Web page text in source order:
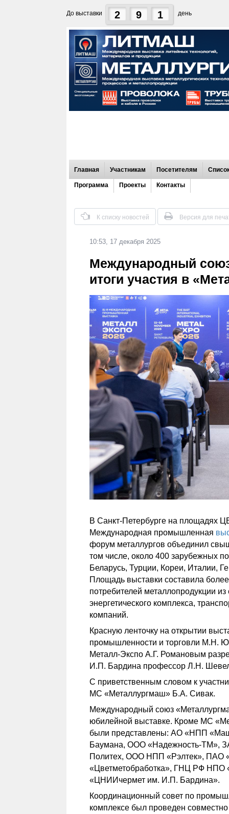
До выставки 2 9 1 день
Главная Участникам Посетителям
Программа Проекты Контакты
К списку новостей Версия для
10:53, 17 декабря 2025
Международный
итоги участия в
В Санкт-Петербурге на площадях
Международная промышленная
форум металлургов объединил
том числе, около 400 зарубежных
Беларусь, Турции, Кореи, Италии,
Площадь выставки составила
потребителей металлопродукции
энергетического комплекса,
компаний.
Красную ленточку на открытии
промышленности и торговли М.Н.
Металл-Экспо А.Г. Романовым
И.П. Бардина профессор Л.Н.
С приветственным словом к
МС «Металлургмаш» Б.А. Сивак.
Международный союз
юбилейной выставке. Кроме МС
были представлены: АО «НПП
Баумана, ООО «Надежность-ТМ»,
Политех, ООО НПП «Рэлтек», ПАО
«Цветметобработка», ГНЦ РФ
«ЦНИИчермет им. И.П. Бардина».
Координационный совет по
комплексе был проведен